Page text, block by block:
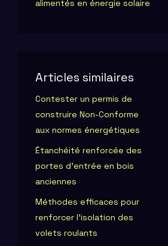
alimentés en énergie solaire
Articles similaires
Contester un permis de
construire Non-Conforme
aux normes énergétiques
Étanchéité renforcée des
portes d’entrée en bois
anciennes
Méthodes efficaces pour
renforcer l’isolation des
volets roulants